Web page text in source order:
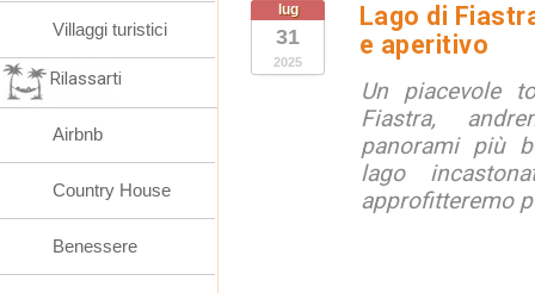
lug
31
2025
Lago di
e aperitivo
Un piacevole
Fiastra,
panorami più
lago
approfitteremo
Villaggi turistici
Rilassarti
Airbnb
Country House
Benessere